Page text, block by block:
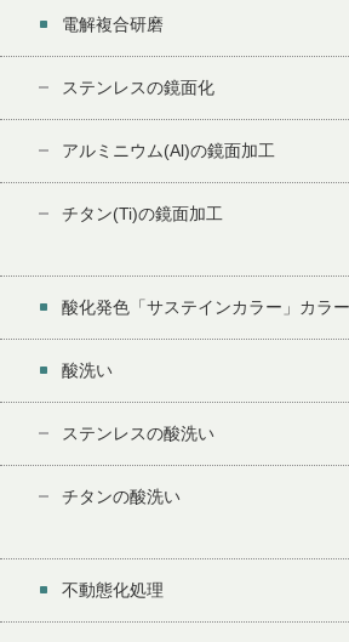
電解複合研磨
ステンレスの鏡面化
アルミニウム(Al)の鏡面加工
チタン(Ti)の鏡面加工
酸化発色「サステインカラー」カラ
酸洗い
ステンレスの酸洗い
チタンの酸洗い
不動態化処理